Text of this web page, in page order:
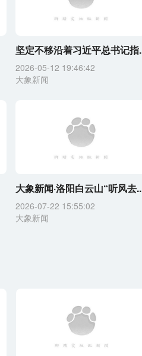
坚定不移沿着习近平总书记指
2026-05-12 19:46:42
大象新闻
大象新闻·洛阳白云山“听风去
2026-07-22 15:55:02
大象新闻